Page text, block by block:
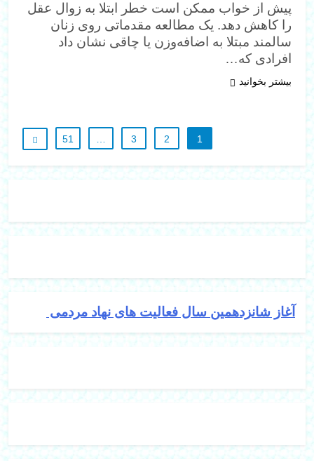
آغاز شانزدهمین سال فعالیت های نهاد مردمی
پیش از خواب ممکن است خطر ابتلا به زوال عقل
را کاهش دهد. یک مطالعه مقدماتی روی زنان
سالمند مبتلا به اضافه‌وزن یا چاقی نشان داد
افرادی که…
بیشتر بخوانید
1
2
3
51